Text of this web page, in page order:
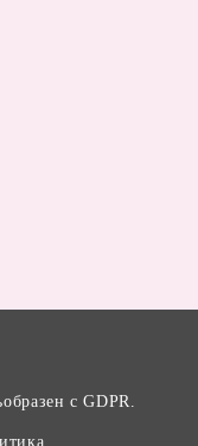
с GDPR.